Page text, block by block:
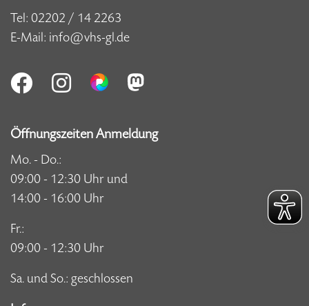
Tel: 02202 / 14 2263
E-Mail: info@vhs-gl.de
Öffnungszeiten Anmeldung
Mo. - Do.:
09:00 - 12:30 Uhr und
14:00 - 16:00 Uhr
Fr.:
09:00 - 12:30 Uhr
Sa. und So.: geschlossen